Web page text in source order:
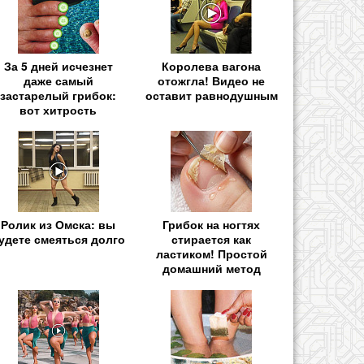
За 5 дней исчезнет
даже самый
застарелый грибок:
вот хитрость
Королева вагона
отожгла! Видео не
оставит равнодушным
Ролик из Омска: вы
смеяться долго
Грибок на ногтях
стирается как
ластиком! Простой
домашний метод